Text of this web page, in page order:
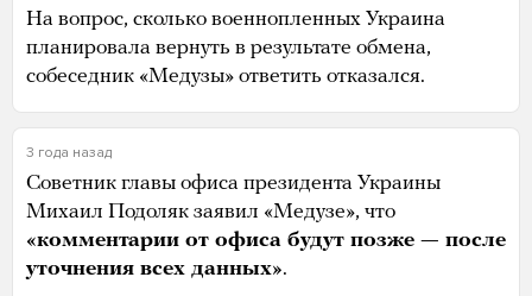
На вопрос, сколько военнопленных Украина
планировала вернуть в результате обмена,
собеседник «Медузы» ответить отказался.
3 года назад
Советник главы офиса президента Украины
Михаил Подоляк заявил «Медузе», что
«комментарии от офиса будут позже — после
уточнения всех данных».